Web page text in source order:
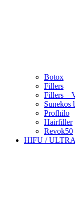
Botox
Fillers
Fillers –
Sunekos
Profhilo
Hairfiller
Revok50
HIFU /